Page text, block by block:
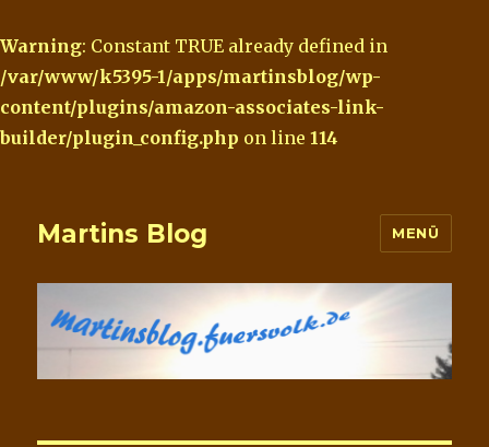
Warning: Constant TRUE already defined in
/var/www/k5395-1/apps/martinsblog/wp-
content/plugins/amazon-associates-link-
builder/plugin_config.php on line 114
Martins Blog MENÜ